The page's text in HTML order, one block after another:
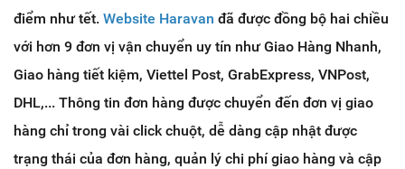
điểm như tết. Website Haravan đã được đồng bộ hai chiều
với hơn 9 đơn vị vận chuyển uy tín như Giao Hàng Nhanh,
Giao hàng tiết kiệm, Viettel Post, GrabExpress, VNPost,
DHL,... Thông tin đơn hàng được chuyển đến đơn vị giao
hàng chỉ trong vài click chuột, dễ dàng cập nhật được
trạng thái của đơn hàng, quản lý chi phí giao hàng và cập